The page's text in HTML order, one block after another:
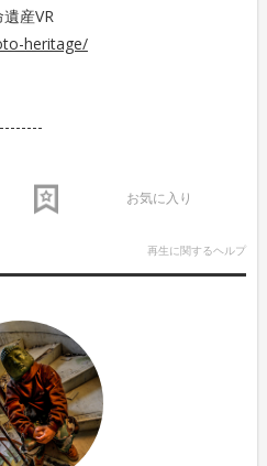
産VR
heritage/
お気に入り
再生に関するヘルプ